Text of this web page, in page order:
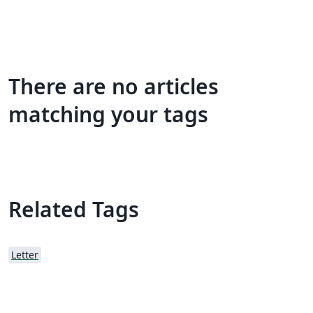
There are no articles
matching your tags
Related Tags
Letter